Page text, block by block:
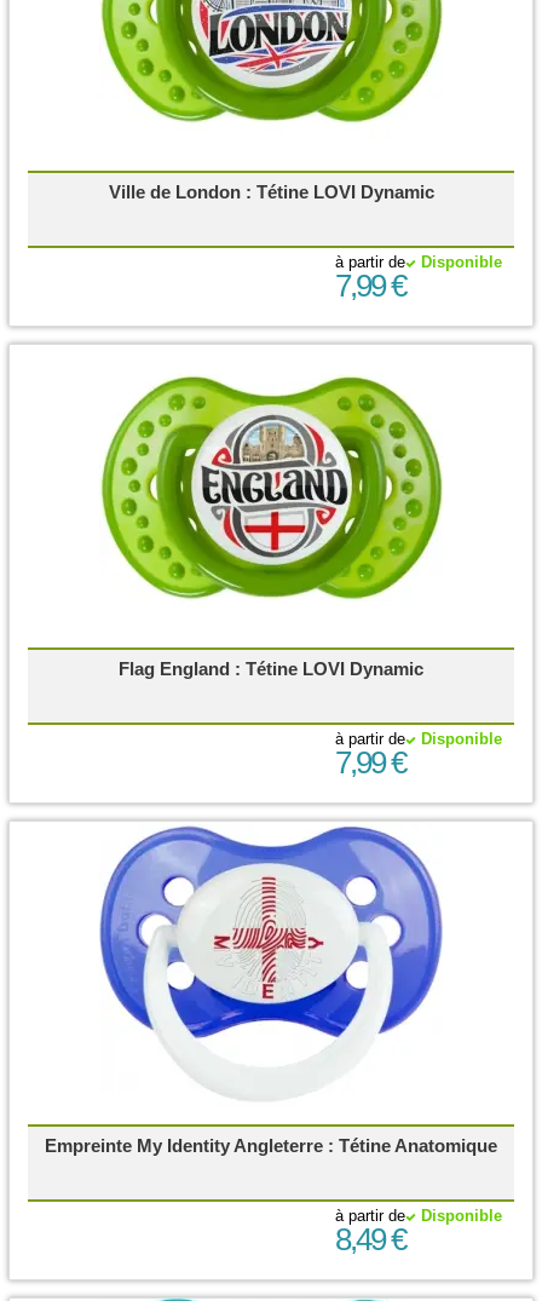
Ville de London : Tétine LOVI Dynamic
Disponible
à partir de
7,99 €
Flag England : Tétine LOVI Dynamic
Disponible
à partir de
7,99 €
Empreinte My Identity Angleterre : Tétine Anatomique
Disponible
à partir de
8,49 €